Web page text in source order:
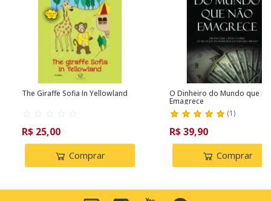
The Giraffe Sofia In Yellowland
R$ 25,00
Comprar
O Dinheiro do Mundo que
Emagrece
(1)
R$ 39,90
Comprar